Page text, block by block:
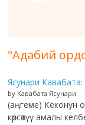
"Адабий
Ясунари Кавабата:
by Кавабата Ясунари
(аңгеме) Кёконун
көрсөтүү амалы